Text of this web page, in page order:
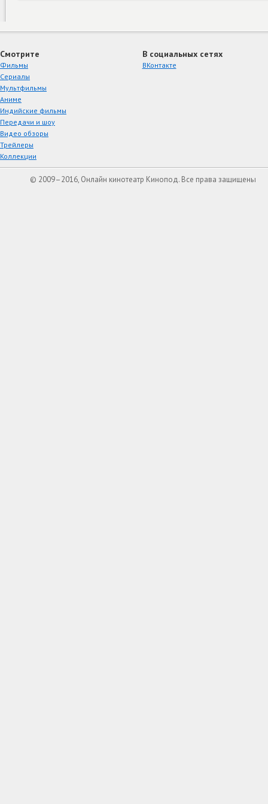
Смотрите
Фильмы
Сериалы
Мультфильмы
Аниме
Индийские фильмы
Передачи и шоу
Видео обзоры
Трейлеры
Коллекции
В социальных сетях
ВКонтакте
© 2009–2016, Онлайн кинотеатр Кинопод. Все права защищены